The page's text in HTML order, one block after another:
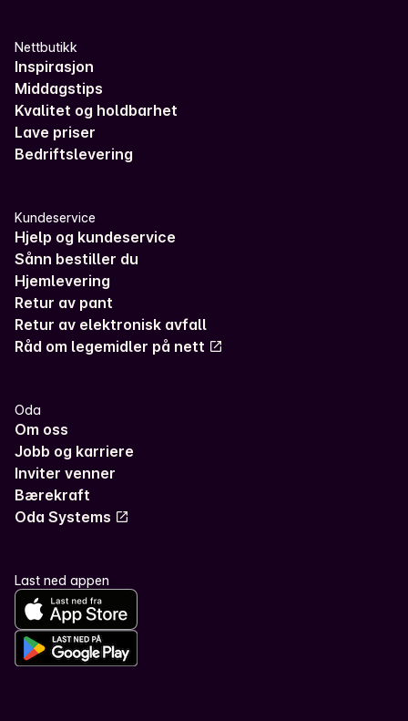
Nettbutikk
Inspirasjon
Middagstips
Kvalitet og holdbarhet
Lave priser
Bedriftslevering
Kundeservice
Hjelp og kundeservice
Sånn bestiller du
Hjemlevering
Retur av pant
Retur av elektronisk avfall
Råd om legemidler på nett
Oda
Om oss
Jobb og karriere
Inviter venner
Bærekraft
Oda Systems
Last ned appen